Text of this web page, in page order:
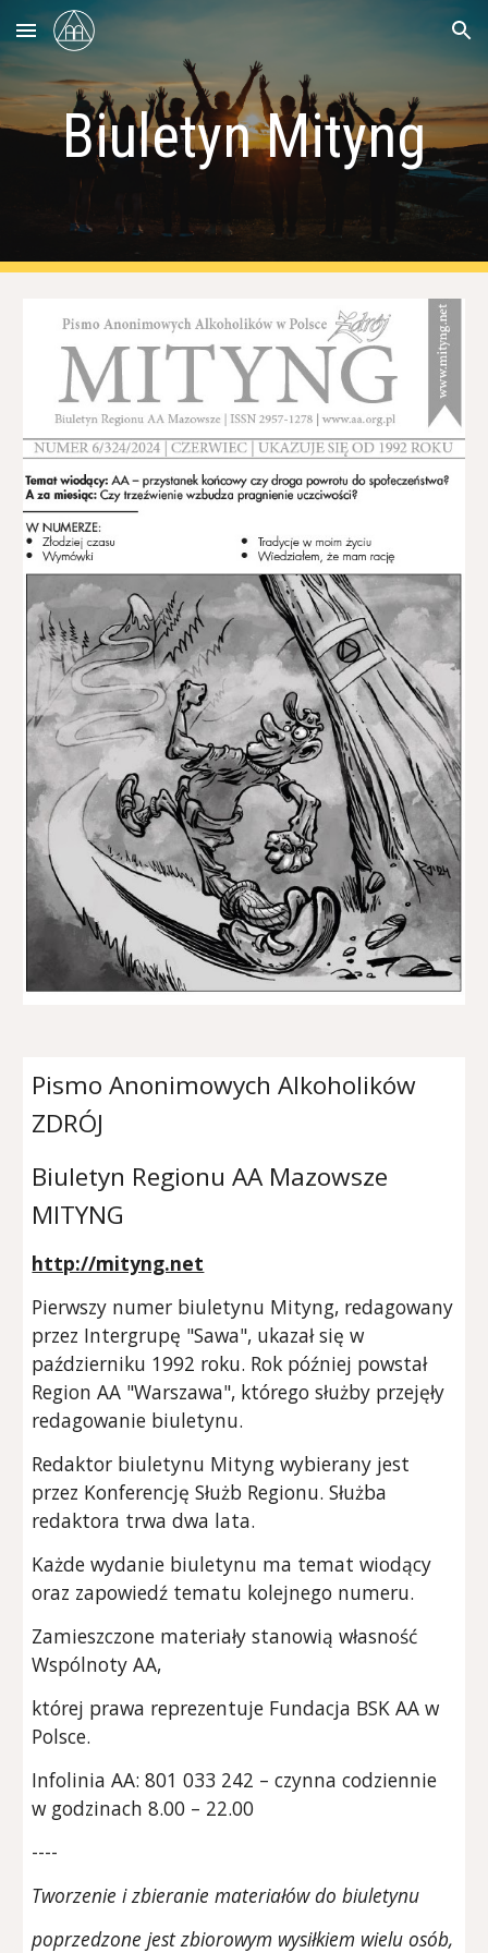
Skip to main content Skip to navigation
Biuletyn Mityng
Pismo Anonimowych Alkoholików
ZDRÓJ
Biuletyn Regionu AA Mazowsze
MITYNG
http://mityng.net
Pierwszy numer biuletynu Mityng, redagowany
przez Intergrupę "Sawa", ukazał się w
październiku 1992 roku. Rok później powstał
Region AA "Warszawa", którego służby przejęły
redagowanie biuletynu.
Redaktor biuletynu Mityng wybierany jest
przez Konferencję Służb Regionu. Służba
redaktora trwa dwa lata.
Każde wydanie biuletynu ma temat wiodący
oraz zapowiedź tematu kolejnego numeru.
Zamieszczone materiały stanowią własność
Wspólnoty AA,
której prawa reprezentuje Fundacja BSK AA w
Polsce.
Infolinia AA: 801 033 242 – czynna codziennie
w godzinach 8.00 – 22.00
----
Tworzenie i zbieranie materiałów do biuletynu
poprzedzone jest zbiorowym wysiłkiem wielu osób,